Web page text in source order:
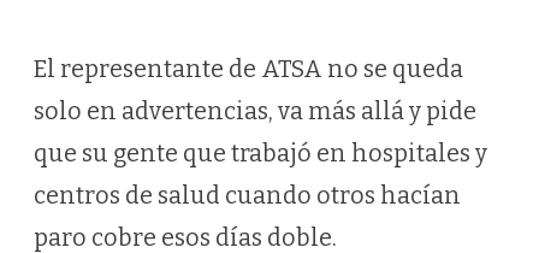
El representante de ATSA no se queda
solo en advertencias, va más allá y pide
que su gente que trabajó en hospitales y
centros de salud cuando otros hacían
paro cobre esos días doble.